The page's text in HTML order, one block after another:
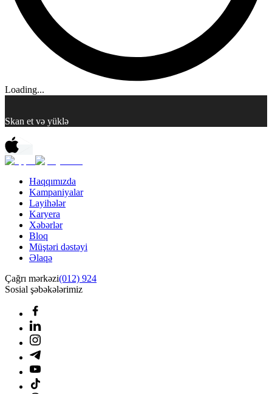
Loading...
Skan et və yüklə
Haqqımızda
Kampaniyalar
Layihələr
Karyera
Xəbərlər
Bloq
Müştəri dəstəyi
Əlaqə
Çağrı mərkəzi(012) 924
Sosial şəbəkələrimiz